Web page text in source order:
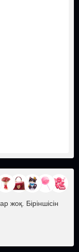
жоқ. Біріншісін